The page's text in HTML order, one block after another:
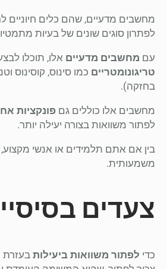
מחשבים מדעיים, שהם כלים חיוניים ל
לפתרון סוגים שונים של בעיות
עם מחשבים מדעיים אלו, תוכלו
טריגונומטריים כמו סינוס,
בחזקה).
מחשבים אלו כוללים גם פונקציות
לפתור משוואות בצורה יעילה יותר.
בין אם אתם תלמידים או אנשי
משמעותית.
צעדים
כדי לפתור משוואות ביעילות בעזרת